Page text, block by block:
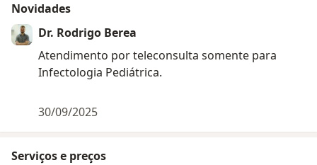
Novidades
Dr. Rodrigo Berea
Atendimento por teleconsulta somente para
Infectologia Pediátrica.
30/09/2025
Serviços e preços